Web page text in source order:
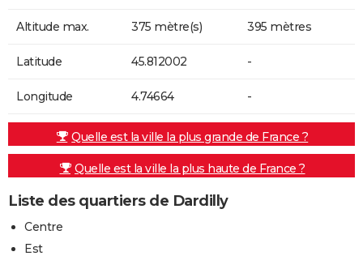
Altitude max. 375 mètre(s) 395 mètres
Latitude 45.812002 -
Longitude 4.74664 -
Quelle est la ville la plus grande de France ?
Quelle est la ville la plus haute de France ?
Liste des quartiers de Dardilly
Centre
Est